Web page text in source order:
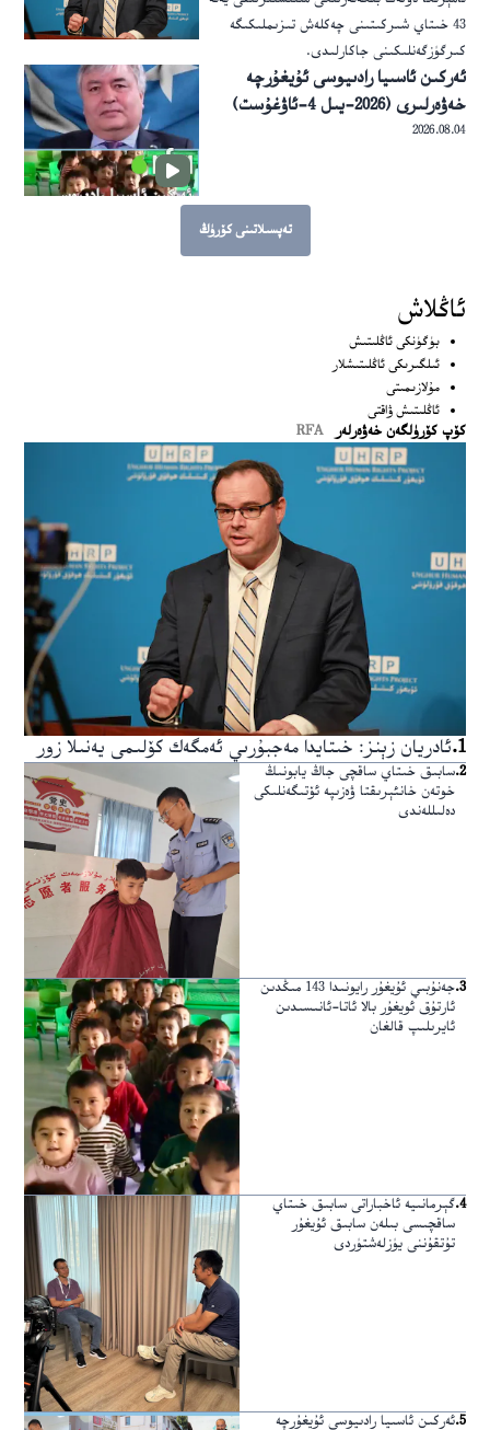
43 خىتاي شىركىتىنى چەكلەش تىزىملىكىگە
كىرگۈزگەنلىكىنى جاكارلىدى.
ئەركىن ئاسىيا رادىيوسى ئۇيغۇرچە
خەۋەرلىرى (2026-يىل 4-ئاۋغۇست)
2026.08.04
بۇ تېمىغا مۇناسىۋەتلىك تېخىمۇ كۆپ ھېكايىلەرنى كۆرۈڭ
تەپسىلاتىنى كۆرۈڭ
ئاڭلاش
بۈگۈنكى ئاڭلىتىش
ئىلگىرىكى ئاڭلىتىشلار
مۇلازىمىتى
ئاڭلىتىش ۋاقتى
كۆپ كۆرۈلگەن خەۋەرلەر RFA
1
.ئادريان زېنز: خىتايدا مەجبۇرىي ئەمگەك كۆلىمى يەنىلا زور
2
.سابىق خىتاي ساقچى جاڭ يابونىڭ
خوتەن خانئېرىقتا ۋەزىپە ئۆتىگەنلىكى
دەلىللەندى
3
.
جەنۇبىي ئۇيغۇر رايونىدا 143 مىڭدىن
ئارتۇق ئويغۇر بالا ئاتا-ئانىسىدىن
ئايرىلىپ قالغان
4
.گېرمانىيە ئاخباراتى سابىق خىتاي
ساقچىسى بىلەن سابىق ئۇيغۇر
تۇتقۇننى يۈزلەشتۈردى
5
.ئەركىن ئاسىيا رادىيوسى ئۇيغۇرچە